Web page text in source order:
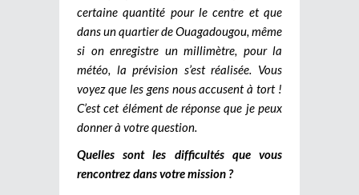
certaine quantité pour le centre et que
dans un quartier de Ouagadougou, même
si on enregistre un millimètre, pour la
météo, la prévision s’est réalisée. Vous
voyez que les gens nous accusent à tort !
C’est cet élément de réponse que je peux
donner à votre question.
Quelles sont les difficultés que vous
rencontrez dans votre mission ?